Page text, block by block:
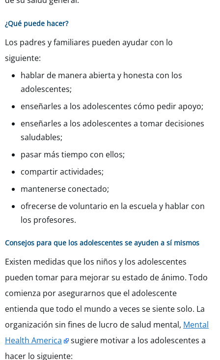
¿Qué puede hacer?
Los padres y familiares pueden ayudar con lo
siguiente:
hablar de manera abierta y honesta con los
adolescentes;
enseñarles a los adolescentes cómo pedir apoyo;
enseñarles a los adolescentes a tomar decisiones
saludables;
pasar más tiempo con ellos;
compartir actividades;
mantenerse conectado;
ofrecerse de voluntario en la escuela y hablar con
los profesores.
Consejos para que los adolescentes se ayuden a sí mismos
Existen medidas que los niños y los adolescentes
pueden tomar para mejorar su estado de ánimo. Todo
comienza por asegurarnos que el adolescente
entienda que todo el mundo a veces se siente solo. La
organización sin fines de lucro de salud mental, Mental
Health America
sugiere motivar a los adolescentes a
hacer lo siguiente: